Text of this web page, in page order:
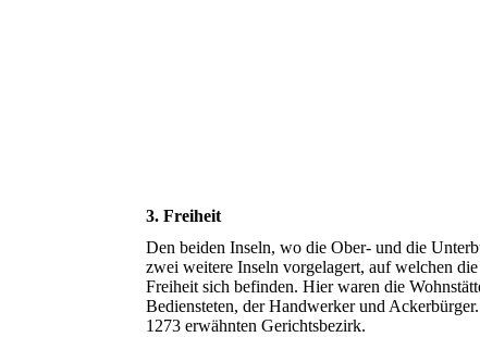
3. Freiheit
Den beiden Inseln, wo die Ober- und die
zwei weitere Inseln vorgelagert, auf welchen
Freiheit sich befinden. Hier waren die
Bediensteten, der Handwerker und
1273 erwähnten Gerichtsbezirk.